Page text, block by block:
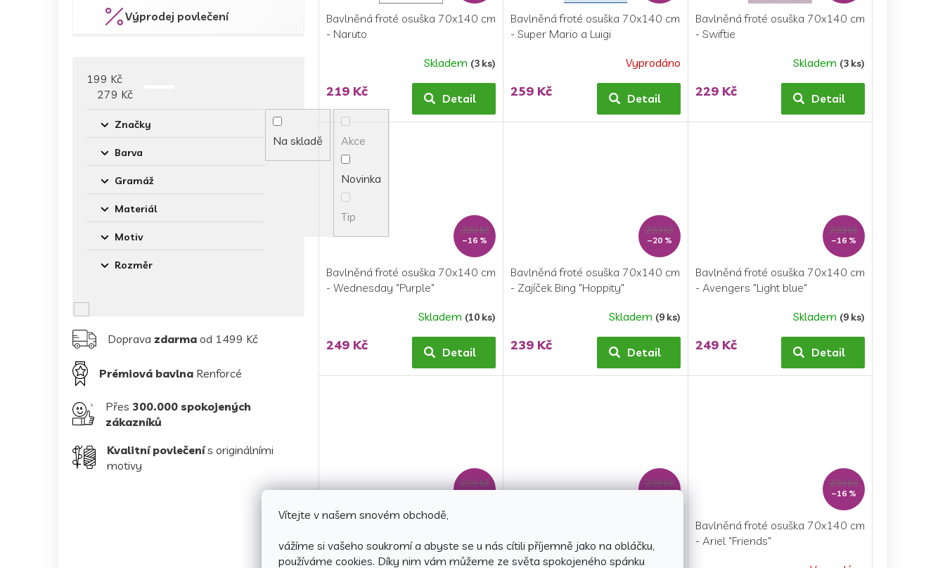
Vítejte v našem snovém obchodě,
vážíme si vašeho soukromí a abyste se u nás cítili příjemně jako na obláčku,
používáme cookies. Díky nim vám můžeme ze světa spokojeného spánku
Výprodej povlečení
199 Kč
279 Kč
Na skladě Akce
Novinka
Tip
Značky
Barva
Gramáž
Materiál
Motiv
Rozměr
Doprava zdarma od 1499 Kč
Prémiová bavlna Renforcé
Přes 300.000 spokojených
zákazníků
Kvalitní povlečenís originálními
motivy
Bavlněná froté osuška 70x140 cm
- Naruto
Skladem (3 ks)
219 Kč Detail
Bavlněná froté osuška 70x140 cm
- Super Mario a Luigi
Vyprodáno
259 Kč Detail
Bavlněná froté osuška 70x140 cm
- Swiftie
Skladem (3 ks)
229 Kč Detail
299 Kč
–16 %
Bavlněná froté osuška 70x140 cm
- Wednesday "Purple"
produktu
5,0
Skladem (10 ks)
249 Kč Detail
299 Kč
–20 %
Bavlněná froté osuška 70x140 cm
- Zajíček Bing "Hoppity"
Skladem (9 ks)
239 Kč Detail
299 Kč
–16 %
Bavlněná froté osuška 70x140 cm
- Avengers "Light blue"
produktu
5,0
Skladem (9 ks)
249 Kč Detail
299 Kč
–23 %
- Basketbal
299 Kč
–16 %
- Kočička Pusheen Sladká jako
zmrzlina
299 Kč
–16 %
Bavlněná froté osuška 70x140 cm
- Ariel "Friends"